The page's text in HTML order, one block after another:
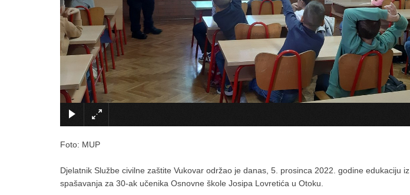
Foto: MUP
Djelatnik Službe civilne zaštite Vukovar održao je danas, 5. prosinca 2022. godine edukaciju
spašavanja za 30-ak učenika Osnovne škole Josipa Lovretića u Otoku.